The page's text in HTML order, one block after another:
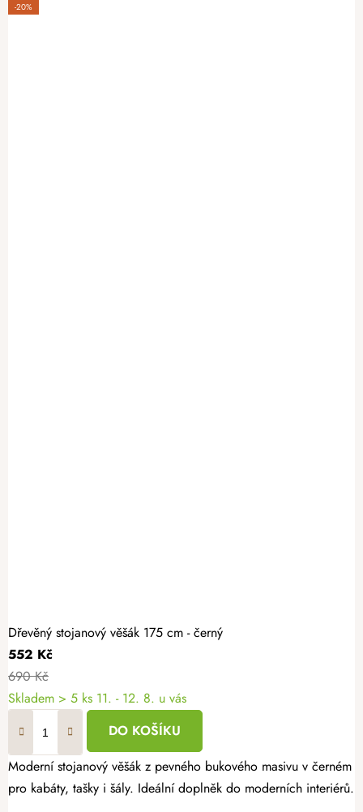
-20%
Dřevěný stojanový věšák 175 cm - černý
552 Kč
690 Kč
Skladem > 5 ks 11. - 12. 8. u vás
DO KOŠÍKU
Moderní stojanový věšák z pevného bukového masivu v
pro kabáty, tašky i šály. Ideální doplněk do moderních interiérů.